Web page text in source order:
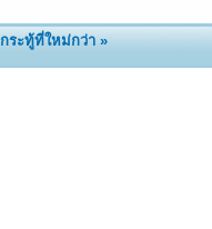
กระทู้ที่ใหม่กว่า »